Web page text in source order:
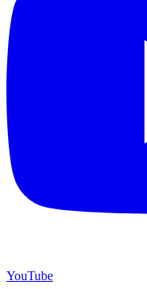
YouTube